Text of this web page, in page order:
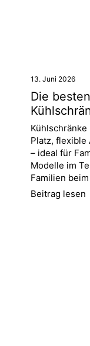
13. Juni 2026
Die
Platz, flexible
– ideal für
Modelle im
Familien
Beitrag lesen